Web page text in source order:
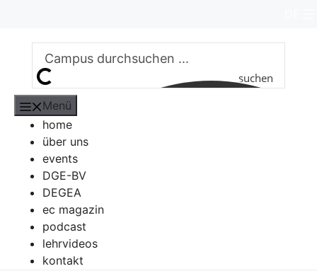
springen
suchen
Menü
home
über uns
events
DGE-BV
DEGEA
ec magazin
podcast
lehrvideos
kontakt